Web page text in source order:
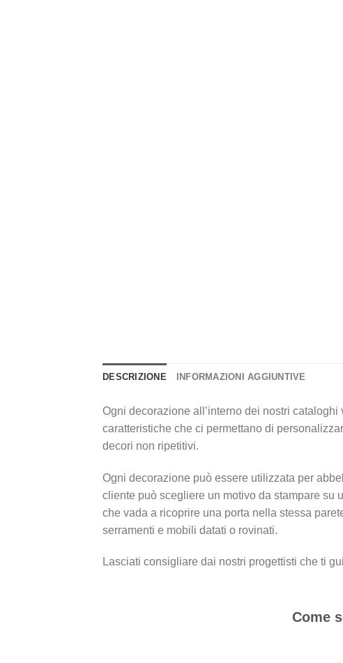
DESCRIZIONE INFORMAZIONI AGGIUNTIVE
Ogni decorazione all’interno dei nostri
caratteristiche che ci permettano di
decori non ripetitivi.
Ogni decorazione può essere utilizzata per
cliente può scegliere un motivo da stampare su
che vada a ricoprire una porta nella stessa
serramenti e mobili datati o rovinati.
Lasciati consigliare dai nostri progettisti che ti
Come